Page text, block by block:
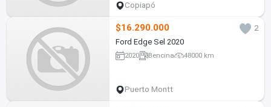
Copiapó
$16.290.000
2
Ford Edge Sel 2020
2020 Bencina 48000 km
Puerto Montt